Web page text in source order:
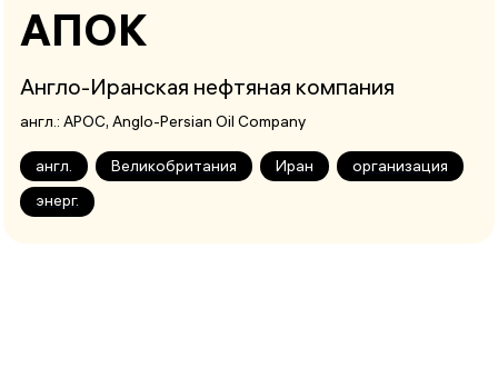
АПОК
Англо-Иранская нефтяная компания
англ.: APOC, Anglo-Persian Oil Company
англ. Великобритания Иран
организация
энерг.